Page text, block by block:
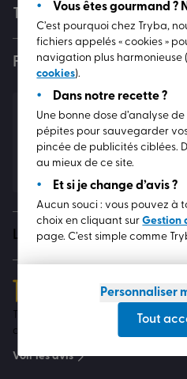
TRYBA et vous
Faites le plein d’idées
Newsletter
Soyez informé en avant-
Les marques TRYBA
4.7
Tous les avis présents sur le site
des vrais clients TRYBA
Voir les avis
Vous êtes gourmand ?
C’est pourquoi chez Tryba,
fichiers appelés « cookies »
navigation plus harmonieuse
cookies).
Dans notre recette ?
Une bonne dose d’analyse
pépites pour sauvegarder
pincée de publicités ciblées.
au mieux de ce site.
Et si je change d’avis ?
Aucun souci : vous pouvez à
choix en cliquant surGestion
page. C’est simple comme
Personnaliser
Tout